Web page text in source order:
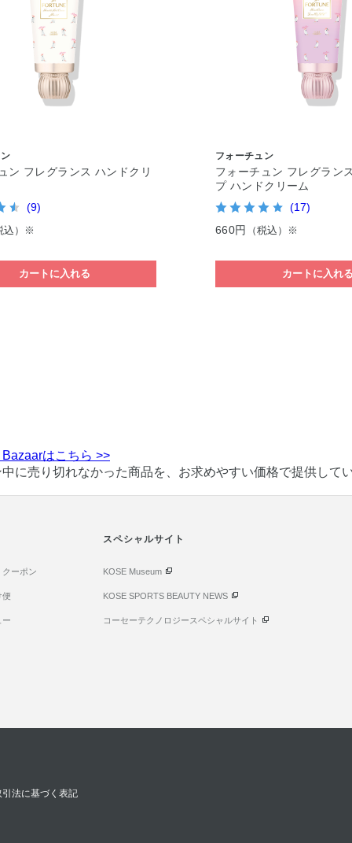
ン フレグランス ハンドクリ
(9)
込）※
カートに入れる
フォーチュン
フォーチュン フレグラン
プ ハンドクリーム
(17)
660円
（税込）※
カートに入れ
はこちら >>
中に売り切れなかった商品を、お求めやすい価格で提供して
クーポン
便
ー
スペシャルサイト
KOSE Museum
KOSE SPORTS BEAUTY NEWS
コーセーテクノロジースペシャルサイト
引法に基づく表記